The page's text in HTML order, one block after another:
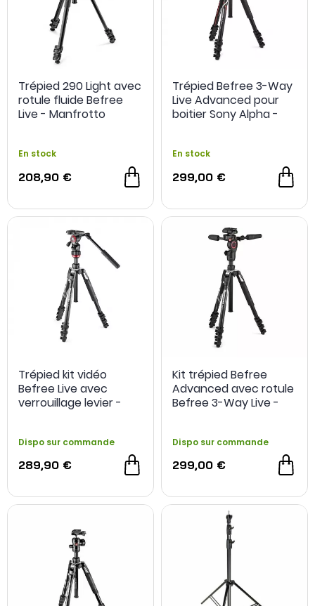
Trépied 290 Light avec
rotule fluide Befree
Live - Manfrotto
En stock
208,90 €
Trépied Befree 3-Way
Live Advanced pour
boitier Sony Alpha -
En stock
299,00 €
Trépied kit vidéo
Befree Live avec
verrouillage levier -
Dispo sur commande
289,90 €
Kit trépied Befree
Advanced avec rotule
Befree 3-Way Live -
Dispo sur commande
299,00 €